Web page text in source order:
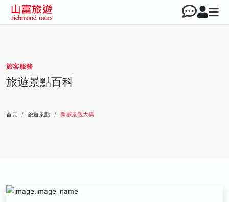
旅客服務
旅遊景點百科
首頁 旅遊景點 新威景觀大橋